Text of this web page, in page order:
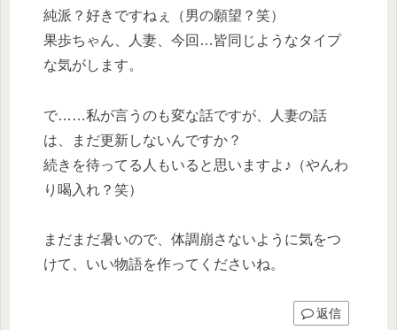
純派？好きですねぇ（男の願望？笑）
果歩ちゃん、人妻、今回…皆同じようなタイプ
な気がします。
で……私が言うのも変な話ですが、人妻の話
は、まだ更新しないんですか？
続きを待ってる人もいると思いますよ♪（やんわ
り喝入れ？笑）
まだまだ暑いので、体調崩さないように気をつ
けて、いい物語を作ってくださいね。
返信